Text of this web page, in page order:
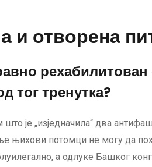
и отворена
тог тренутка?
је „изједначила“ два
њихови потомци не могу да
а одлуке Башког